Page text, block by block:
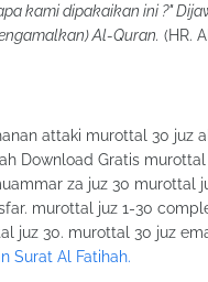
kami dipakaikan ini ?"
Al-Quran. (HR.
attaki murottal 30 juz
Download Gratis
za juz 30 murottal
murottal juz 1-30
juz 30. murottal 30 juz
Surat Al Fatihah.